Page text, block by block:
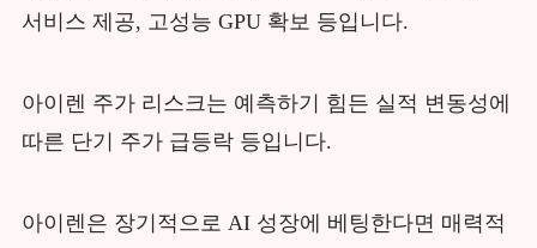
서비스 제공, 고성능 GPU 확보 등입니다.
아이렌 주가 리스크는 예측하기 힘든 실적 변동성에
따른 단기 주가 급등락 등입니다.
아이렌은 장기적으로 AI 성장에 베팅한다면 매력적